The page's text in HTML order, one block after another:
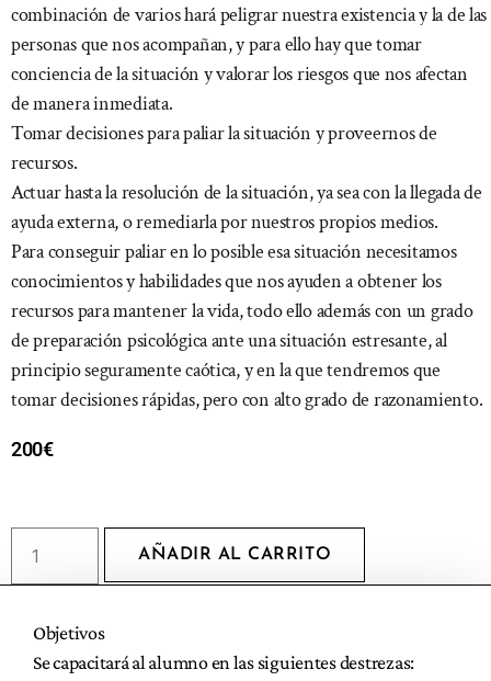
combinación de varios hará peligrar nuestra existencia y la de las
personas que nos acompañan, y para ello hay que tomar
conciencia de la situación y valorar los riesgos que nos afectan
de manera inmediata.
Tomar decisiones para paliar la situación y proveernos de
recursos.
Actuar hasta la resolución de la situación, ya sea con la llegada de
ayuda externa, o remediarla por nuestros propios medios.
Para conseguir paliar en lo posible esa situación necesitamos
conocimientos y habilidades que nos ayuden a obtener los
recursos para mantener la vida, todo ello además con un grado
de preparación psicológica ante una situación estresante, al
principio seguramente caótica, y en la que tendremos que
tomar decisiones rápidas, pero con alto grado de razonamiento.
200€
AÑADIR AL CARRITO
Objetivos
Se capacitará al alumno en las siguientes destrezas: